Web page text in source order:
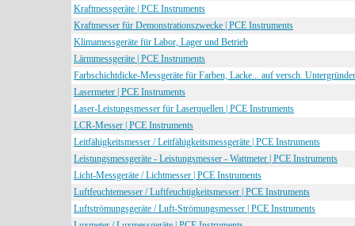
Kraftmessgeräte | PCE Instruments
Kraftmesser für Demonstrationszwecke | PCE Instruments
Klimamessgeräte für Labor, Lager und Betrieb
Lärmmessgeräte | PCE Instruments
Farbschichtdicke-Messgeräte für Farben, Lacke... auf versch.
Lasermeter | PCE Instruments
Laser-Leistungsmesser für Laserquellen | PCE Instruments
LCR-Messer | PCE Instruments
Leitfähigkeitsmesser / Leitfähigkeitsmessgeräte | PCE Instruments
Leistungsmessgeräte - Leistungsmesser - Wattmeter | PCE Instruments
Licht-Messgeräte / Lichtmesser | PCE Instruments
Luftfeuchtemesser / Luftfeuchtigkeitsmesser | PCE Instruments
Luftströmungsgeräte / Luft-Strömungsmesser | PCE Instruments